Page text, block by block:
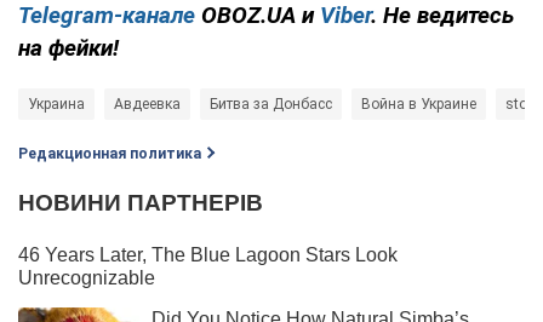
Telegram-канале OBOZ.UA и Viber. Не ведитесь
на фейки!
Украина Авдеевка Битва за Донбасс Война в Украине
Редакционная политика